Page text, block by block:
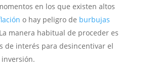
en los que existen altos
o hay peligro de burbujas
manera habitual de proceder es
de interés para desincentivar el